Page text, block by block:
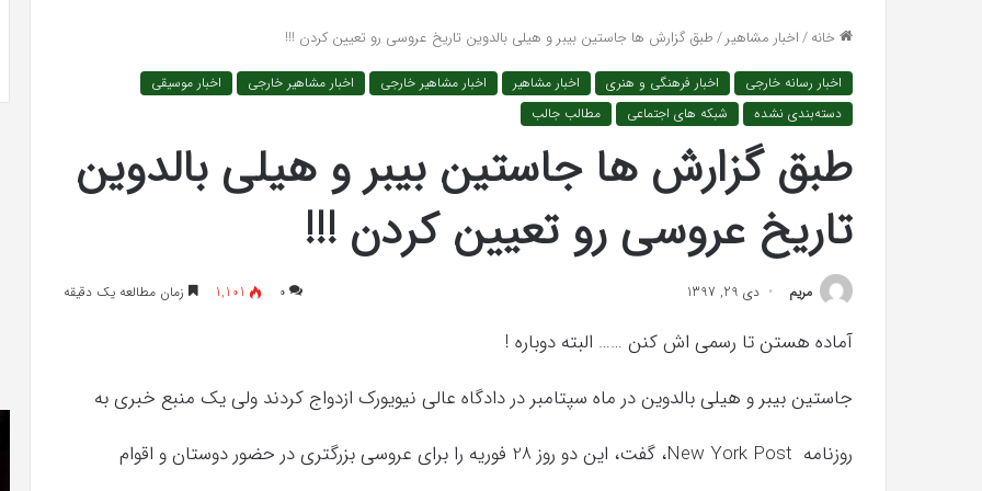
خانه/اخبار مشاهیر/طبق گزارش ها جاستین بیبر و هیلی بالدوین تاریخ عروسی رو تعیین کردن !!!
اخبار رسانه خارجی اخبار فرهنگی و هنری اخبار مشاهیر اخبار مشاهیر خارجی اخبار مشاهیر خارجی
اخبار موسیقی
دسته‌بندی نشده
شبکه های اجتماعی مطالب جالب
طبق گزارش ها جاستین بیبر و هیلی بالدوین
تاریخ عروسی رو تعیین کردن !!!
مريم دی 29, 1397 ۰ 1,101 زمان مطالعه یک دقیقه
آماده هستن تا رسمی اش کنن …… البته دوباره !
جاستین بیبر و هیلی بالدوین در ماه سپتامبر در دادگاه عالی نیویورک ازدواج کردند ولی یک منبع خبری به
روزنامه New York Post، گفت، این دو روز 28 فوریه را برای عروسی بزرگتری در حضور دوستان و اقوام
پازلی»
«کمد پازلی»
دکتر مریم خیرآبادی
Punisher
«تنبیه
دوبله